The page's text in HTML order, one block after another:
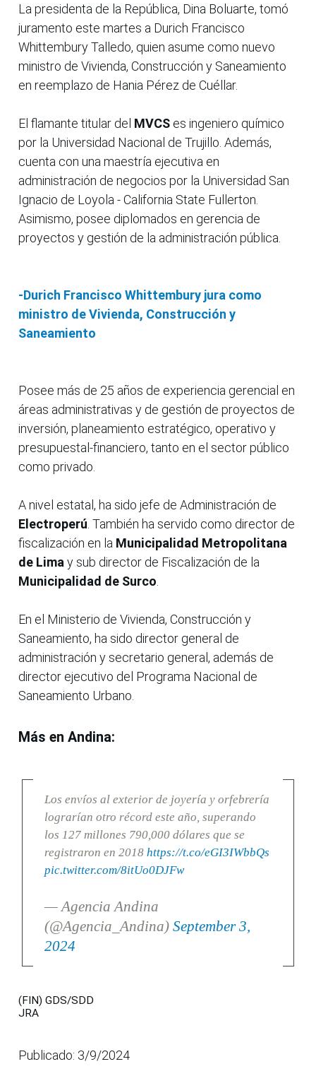
La presidenta de la República, Dina Boluarte, tomó
juramento este martes a Durich Francisco
Whittembury Talledo, quien asume como nuevo
ministro de Vivienda, Construcción y Saneamiento
en reemplazo de Hania Pérez de Cuéllar.
El flamante titular del MVCS es ingeniero químico
por la Universidad Nacional de Trujillo. Además,
cuenta con una maestría ejecutiva en
administración de negocios por la Universidad San
Ignacio de Loyola - California State Fullerton.
Asimismo, posee diplomados en gerencia de
proyectos y gestión de la administración pública.
-Durich Francisco Whittembury jura como
ministro de Vivienda, Construcción y
Saneamiento
Posee más de 25 años de experiencia gerencial en
áreas administrativas y de gestión de proyectos de
inversión, planeamiento estratégico, operativo y
presupuestal-financiero, tanto en el sector público
como privado.
A nivel estatal, ha sido jefe de Administración de
Electroperú . También ha servido como director de
fiscalización en la Municipalidad Metropolitana
de Lima y sub director de Fiscalización de la
Municipalidad de Surco
En el Ministerio de Vivienda, Construcción y
Saneamiento, ha sido director general de
administración y secretario general, además de
director ejecutivo del Programa Nacional de
Saneamiento Urbano.
Más en Andina:
Los envíos al exterior de joyería y orfebrería
lograrían otro récord este año, superando
los 127 millones 790,000 dólares que se
registraron en 2018 https://t.co/eGI3IWbbQs
pic.twitter.com/8itUo0DJFw
— Agencia Andina
(@Agencia_Andina) September 3,
2024
(FIN) GDS/SDD
JRA
Publicado: 3/9/2024